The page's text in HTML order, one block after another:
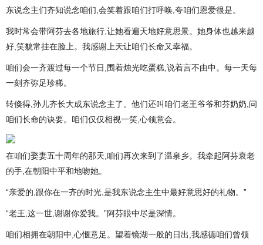
东说念主们齐知说念咱们,会笑着跟咱们打呼唤,夸咱们恩爱很是。
我时常会带阿芬去各地旅行,让她看遍天地好意思景。她身体也越来越
好,笑貌常挂在脸上。我感谢上天让咱们长命又幸福。
咱们会一齐渡过每一个节日,围着烛光吃蛋糕,说着言不由中。每一天每
一刻齐弥足珍稀。
转倏得,孙儿齐长大成东说念主了。他们还叫咱们老王爷爷和芬奶奶,问
咱们长命的诀要。咱们仅仅相视一笑,心领意会。
在咱们娶妻五十周年的那天,咱们再次来到了温泉乡。我牵起阿芬衰老
的手,在朝阳中平和地吻她。
“亲爱的,跟你在一齐的时光,是我东说念主生中最好意思好的礼物。”
“老王,这一世,谢谢你爱我。”阿芬眼中尽是深情。
咱们相拥在朝阳中,心惬意足。望着镜湖一般的日出,我感德咱们曾领